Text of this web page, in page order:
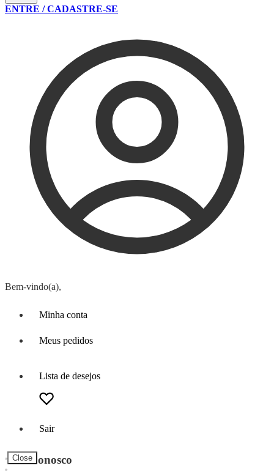
ENTRE / CADASTRE-SE
Bem-vindo(a),
Minha conta
Meus pedidos
Lista de desejos
Sair
Close
Fale Conosco